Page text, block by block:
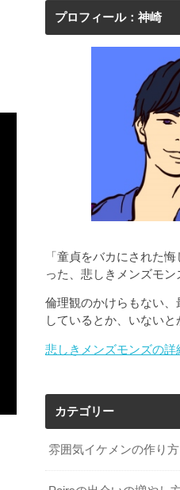
プロフィール：神崎
「童貞をバカにされた
った、悲しきメンズモン
倫理観のかけらもない
しているとか、いないと
悲しきメンズモンズの詳
カテゴリー
雰囲気イケメンの作り方